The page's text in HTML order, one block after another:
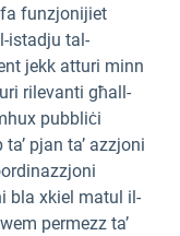
funzjonijiet
istadju tal-
jekk atturi minn
rilevanti għall-
pubbliċi
pjan ta’ azzjoni
bla xkiel matul il-
permezz ta’